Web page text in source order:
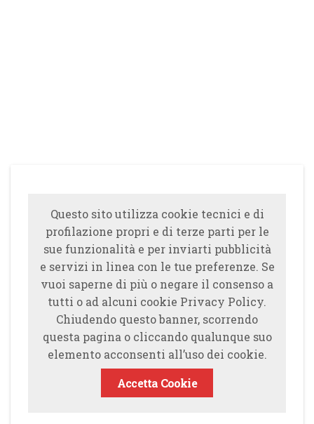
Questo sito utilizza cookie tecnici e di
profilazione propri e di terze parti per le
sue funzionalità e per inviarti pubblicità
e servizi in linea con le tue preferenze. Se
vuoi saperne di più o negare il consenso a
tutti o ad alcuni cookie Privacy Policy.
Chiudendo questo banner, scorrendo
questa pagina o cliccando qualunque suo
elemento acconsenti all’uso dei cookie.
Accetta Cookie